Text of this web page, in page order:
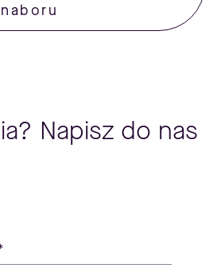
naboru
Napisz do nas